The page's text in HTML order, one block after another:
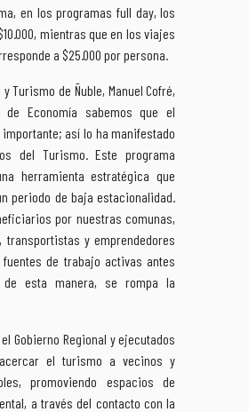
en los programas full day, los
mientras que en los viajes
a $25.000 por persona.
Turismo de Ñuble, Manuel Cofré,
Economía sabemos que el
así lo ha manifestado
del Turismo. Este programa
herramienta estratégica que
periodo de baja estacionalidad.
por nuestras comunas,
transportistas y emprendedores
de trabajo activas antes
esta manera, se rompa la
Gobierno Regional y ejecutados
el turismo a vecinos y
promoviendo espacios de
a través del contacto con la